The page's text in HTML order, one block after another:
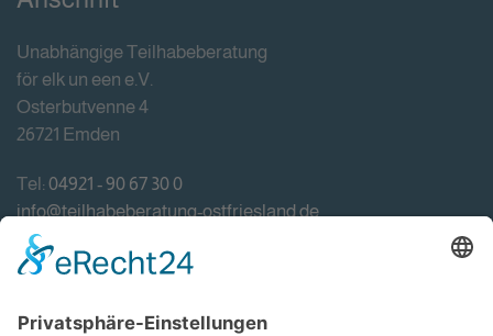
Unabhängige Teilhabeberatung
för elk un een e.V.
Osterbutvenne 4
26721 Emden
Tel: 04921 - 90 67 30 0
info@teilhabeberatung-ostfriesland.de
Förderung